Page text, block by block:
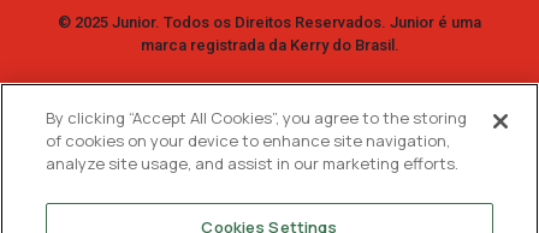
© 2025 Junior. Todos os Direitos Reservados. Junior é uma
marca registrada da Kerry do Brasil.
Fale Conosco
WhatsApp:11 99744-2447
By clicking “Accept All Cookies”, you agree to the storing
of cookies on your device to enhance site navigation,
analyze site usage, and assist in our marketing efforts.
Cookies Settings